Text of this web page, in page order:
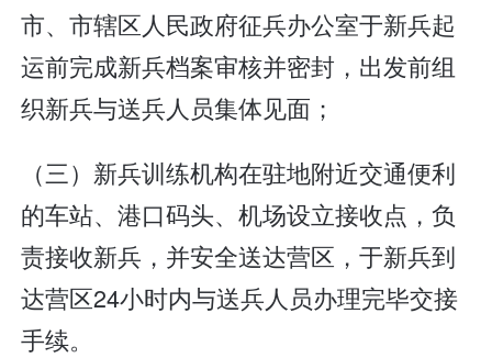
市、市辖区人民政府征兵办公室于新兵起
运前完成新兵档案审核并密封，出发前组
织新兵与送兵人员集体见面；
（三）新兵训练机构在驻地附近交通便利
的车站、港口码头、机场设立接收点，负
责接收新兵，并安全送达营区，于新兵到
达营区24小时内与送兵人员办理完毕交接
手续。